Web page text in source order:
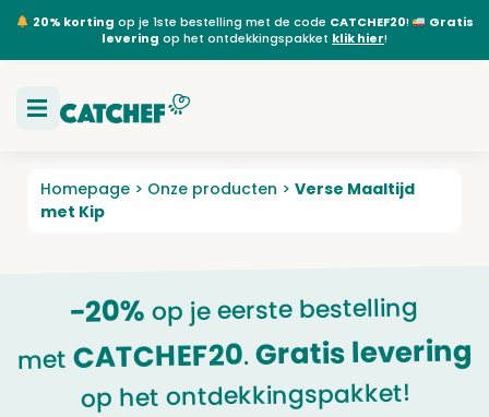
20% korting op je 1ste bestelling met de code CATCHEF20!
Gratis
levering op het ontdekkingspakket klik hier!
Homepage > Onze producten > Verse Maaltijd
met Kip
-20%op je eerste bestelling
met CATCHEF20.Gratis levering
op het ontdekkingspakket!